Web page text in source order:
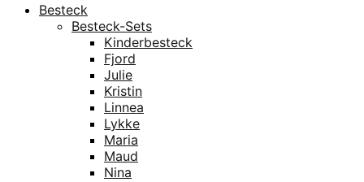
Besteck
Besteck-Sets
Kinderbesteck
Fjord
Julie
Kristin
Linnea
Lykke
Maria
Maud
Nina